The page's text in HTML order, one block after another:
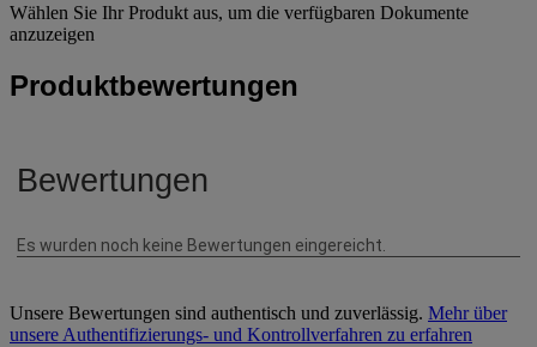
Wählen Sie Ihr Produkt aus, um die verfügbaren Dokumente
anzuzeigen
Produktbewertungen
Unsere Bewertungen sind authentisch und zuverlässig. Mehr über
unsere Authentifizierungs- und Kontrollverfahren zu erfahren